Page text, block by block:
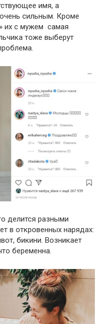
имя, а
сильным. Кроме
их с мужем самая
тоже выберут
делится разными
в откровенных нарядах:
бикини. Возникает
беременна.